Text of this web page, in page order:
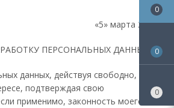
«5» марта 2026 г.
ПЕРСОНАЛЬНЫХ ДАННЫХ
данных, действуя свободно, своей
подтверждая свою
применимо, законность моего
0
0
0